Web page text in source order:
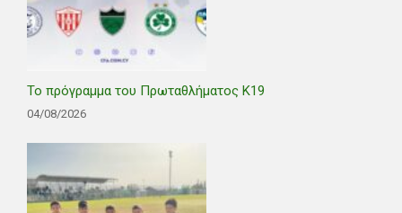
Το πρόγραμμα του Πρωταθλήματος Κ19
04/08/2026